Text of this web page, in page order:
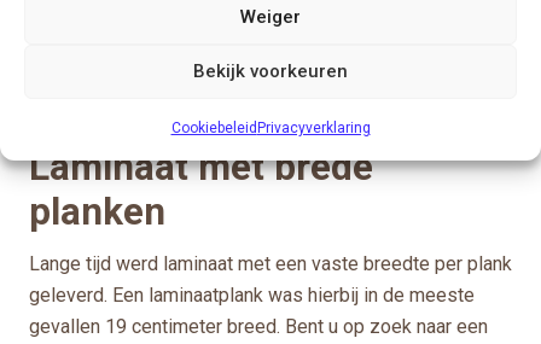
Weiger
Bekijk voorkeuren
CookiebeleidPrivacyverklaring
laminaatvloer met betonlook een stuk minder definitief
interieur? U kunt een laminaatvloer eenvoudig weer
Laminaat met brede
planken
Lange tijd werd laminaat met een vaste breedte per plank
geleverd. Een laminaatplank was hierbij in de meeste
gevallen 19 centimeter breed. Bent u op zoek naar een